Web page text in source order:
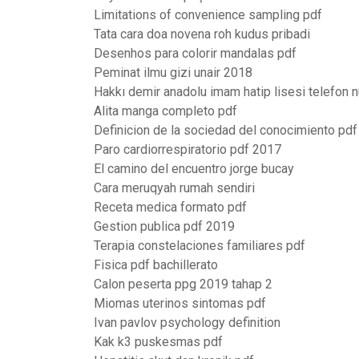
Limitations of convenience sampling pdf
Tata cara doa novena roh kudus pribadi
Desenhos para colorir mandalas pdf
Peminat ilmu gizi unair 2018
Hakkı demir anadolu imam hatip lisesi telefon
Alita manga completo pdf
Definicion de la sociedad del conocimiento pdf
Paro cardiorrespiratorio pdf 2017
El camino del encuentro jorge bucay
Cara meruqyah rumah sendiri
Receta medica formato pdf
Gestion publica pdf 2019
Terapia constelaciones familiares pdf
Fisica pdf bachillerato
Calon peserta ppg 2019 tahap 2
Miomas uterinos sintomas pdf
Ivan pavlov psychology definition
Kak k3 puskesmas pdf